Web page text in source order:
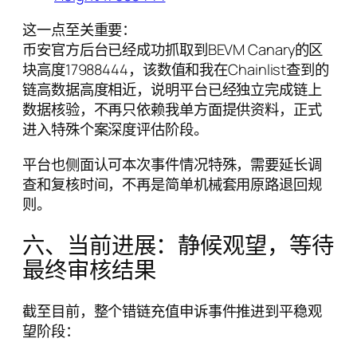
这一点至关重要：
币安官方后台已经成功抓取到BEVM Canary的区
块高度17988444，该数值和我在Chainlist查到的
链高数据高度相近，说明平台已经独立完成链上
数据核验，不再只依赖我单方面提供资料，正式
进入特殊个案深度评估阶段。
平台也侧面认可本次事件情况特殊，需要延长调
查和复核时间，不再是简单机械套用原路退回规
则。
六、当前进展：静候观望，等待
最终审核结果
截至目前，整个错链充值申诉事件推进到平稳观
望阶段：